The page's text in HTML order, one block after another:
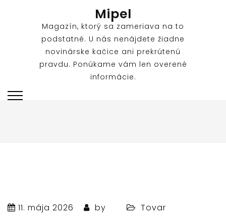
Mipel
Magazín, ktorý sa zameriava na to
podstatné. U nás nenájdete žiadne
novinárske kačice ani prekrútenú
pravdu. Ponúkame vám len overené
informácie.
11. mája 2026 by Tovar